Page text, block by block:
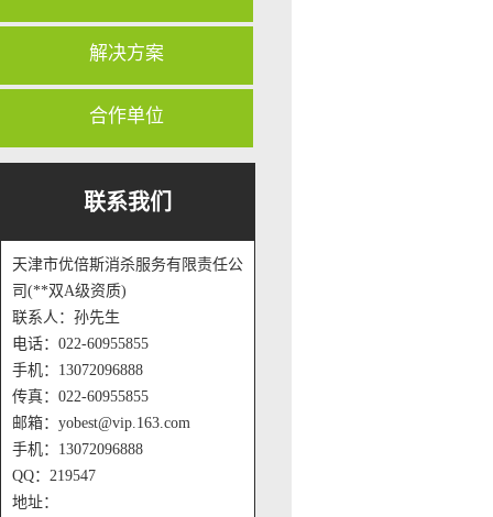
解决方案
合作单位
联系我们
天津市优倍斯消杀服务有限责任公
司(**双A级资质)
联系人：孙先生
电话：022-60955855
手机：13072096888
传真：022-60955855
邮箱：yobest@vip.163.com
手机：13072096888
QQ：219547
地址：